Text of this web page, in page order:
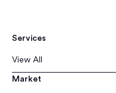
Services
View All
Market